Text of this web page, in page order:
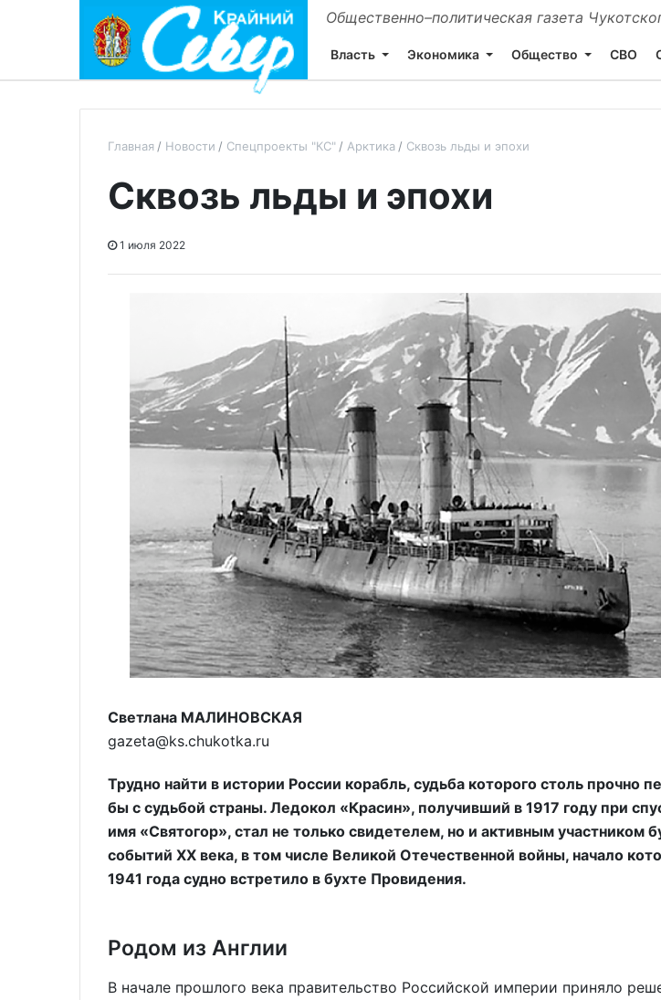
Общественно–политическая газета
Власть Экономика Общество СВО
Главная Новости Спецпроекты "КС" Арктика Сквозь льды и эпохи
Сквозь льды и эпохи
1 июля 2022
Светлана МАЛИНОВСКАЯ
gazeta@ks.chukotka.ru
Трудно найти в истории России корабль, судьба которого столь прочно
бы с судьбой страны. Ледокол «Красин», получивший в 1917 году при
имя «Святогор», стал не только свидетелем, но и активным участником
событий XX века, в том числе Великой Отечественной войны, начало
1941 года судно встретило в бухте Провидения.
Родом из Англии
В начале прошлого века правительство Российской империи приняло